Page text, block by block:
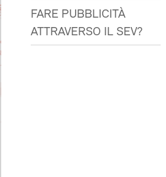
FARE PUBBLICITÀ
ATTRAVERSO IL SEV?